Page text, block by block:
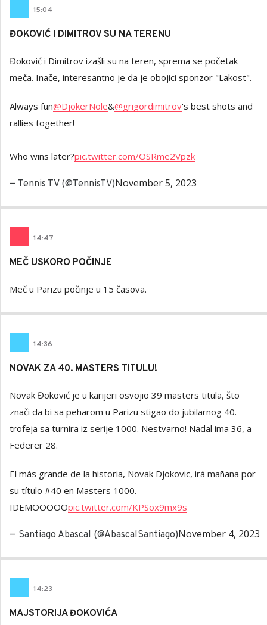
15:04
ĐOKOVIĆ I DIMITROV SU NA TERENU
Đoković i Dimitrov izašli su na teren, sprema se početak
meča. Inače, interesantno je da je obojici sponzor "Lakost".
Always fun@DjokerNole&@grigordimitrov's best shots and
rallies together!
Who wins later?pic.twitter.com/OSRme2Vpzk
— Tennis TV (@TennisTV)November 5, 2023
14:47
MEČ USKORO POČINJE
Meč u Parizu počinje u 15 časova.
14:36
NOVAK ZA 40. MASTERS TITULU!
Novak Đoković je u karijeri osvojio 39 masters titula, što
znači da bi sa peharom u Parizu stigao do jubilarnog 40.
trofeja sa turnira iz serije 1000. Nestvarno! Nadal ima 36, a
Federer 28.
El más grande de la historia, Novak Djokovic, irá mañana por
su título #40 en Masters 1000.
IDEMOOOOOpic.twitter.com/KPSox9mx9s
— Santiago Abascal (@AbascalSantiago)November 4, 2023
14:23
MAJSTORIJA ĐOKOVIĆA